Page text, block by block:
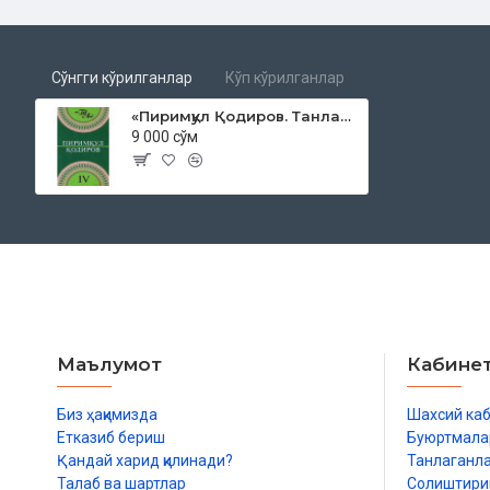
Сўнгги кўрилганлар Кўп кўрилганлар
«Пиримқул Қодиров. Танланган асарлар. 4-китоб»
9 000 сўм
Маълумот
Биз ҳақимизда
Етказиб бериш
Қандай харид қилинади?
Талаб ва шартлар
Шахсий